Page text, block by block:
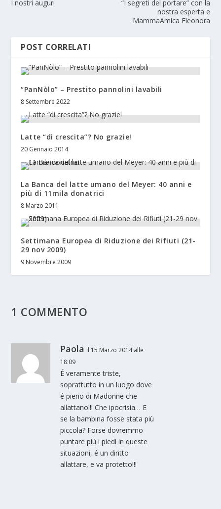
I nostri auguri
“I segreti del portare” con la
nostra esperta e
MammaAmica Eleonora
POST CORRELATI
“PanNòlo” – Prestito pannolini lavabili
8 Settembre 2022
Latte “di crescita”? No grazie!
20 Gennaio 2014
La Banca del latte umano del Meyer: 40 anni e
più di 11mila donatrici
8 Marzo 2011
Settimana Europea di Riduzione dei Rifiuti (21-
29 nov 2009)
9 Novembre 2009
1 COMMENTO
Paola il 15 Marzo 2014 alle
18:09
É veramente triste,
soprattutto in un luogo dove
é pieno di Madonne che
allattano!!! Che ipocrisia… E
se la bambina fosse stata più
piccola? Forse dovremmo
puntare più i piedi in queste
situazioni, é un diritto
allattare, e va protetto!!!